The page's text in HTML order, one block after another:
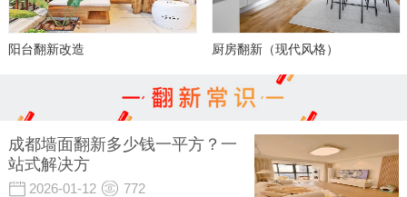
阳台翻新改造 厨房翻新（现代风格）
成都墙面翻新多少钱一平方？一
站式解决方
2026-01-12 772